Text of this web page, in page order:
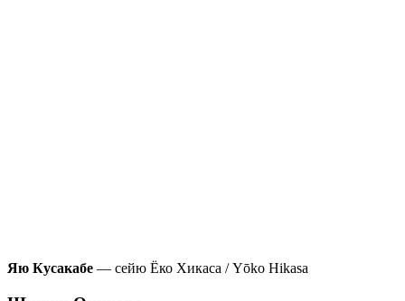
Яю Кусакабе — сейю Ёко Хикаса / Yōko Hikasa